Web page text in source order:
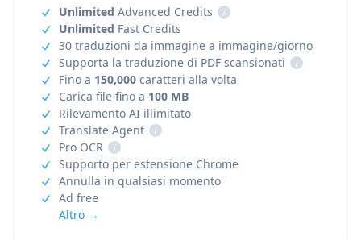
Unlimited Advanced Credits
i
Unlimited Fast Credits
30 traduzioni da immagine a immagine/giorno
Supporta la traduzione di PDF scansionati
i
Fino a 150,000 caratteri alla volta
Carica file fino a 100 MB
Rilevamento AI illimitato
Translate Agent
i
Pro OCR
i
Supporto per estensione Chrome
Annulla in qualsiasi momento
Ad free
Altro →